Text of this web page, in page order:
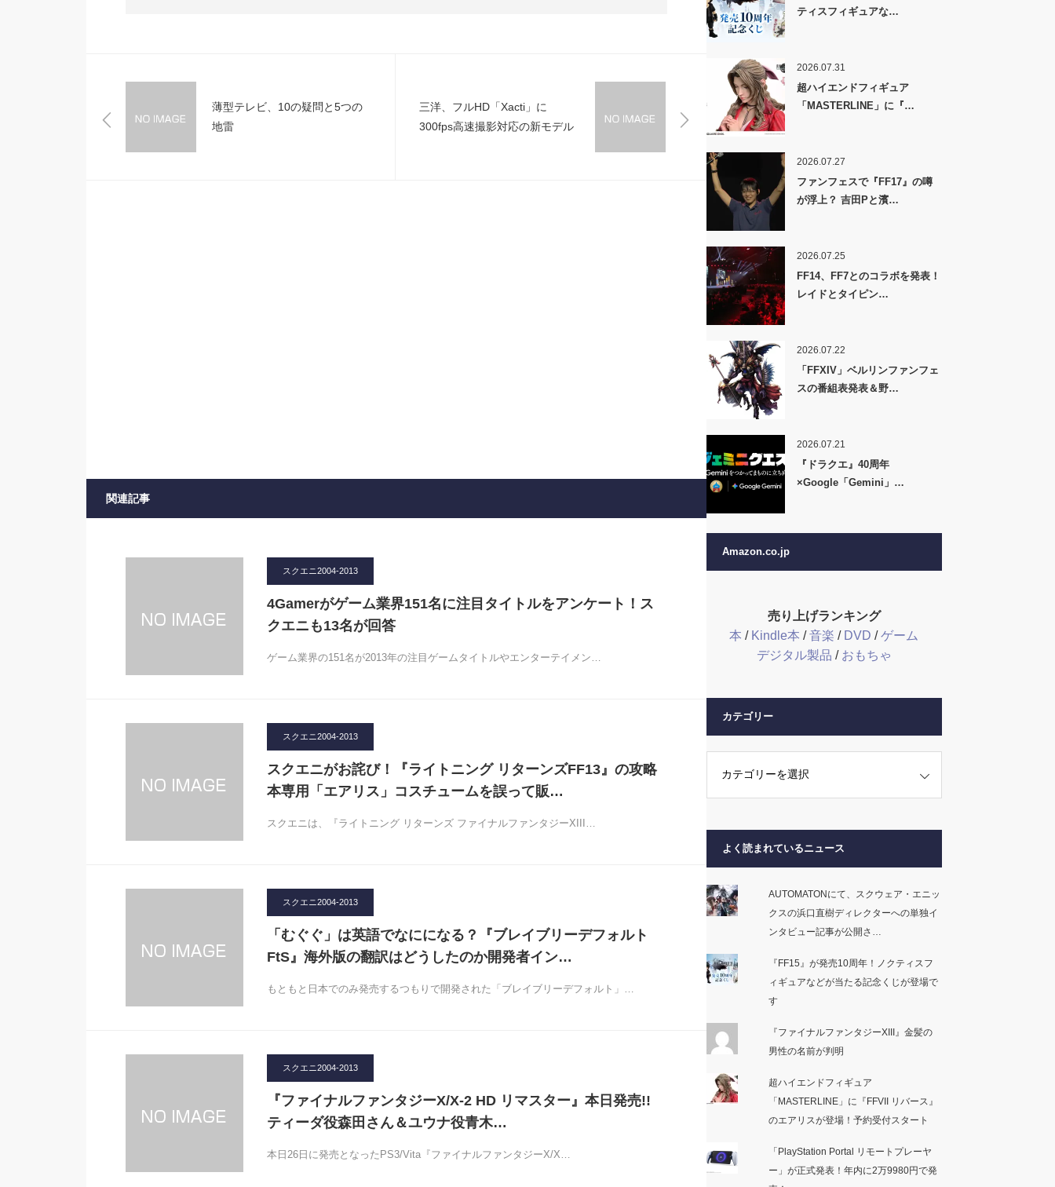
薄型テレビ、10の疑問と5つの
地雷
三洋、フルHD「Xacti」に
300fps高速撮影対応の新モデル
関連記事
スクエニ2004-2013
4Gamerがゲーム業界151名に注目タイトルをアンケート！ス
クエニも13名が回答
ゲーム業界の151名が2013年の注目ゲームタイトルやエンターテイメン…
スクエニ2004-2013
スクエニがお詫び！『ライトニング リターンズFF13』の攻略
本専用「エアリス」コスチュームを誤って販…
スクエニは、『ライトニング リターンズ ファイナルファンタジーXIII…
スクエニ2004-2013
「むぐぐ」は英語でなにになる？『ブレイブリーデフォルト
FtS』海外版の翻訳はどうしたのか開発者イン…
もともと日本でのみ発売するつもりで開発された「ブレイブリーデフォルト」…
スクエニ2004-2013
『ファイナルファンタジーX/X-2 HD リマスター』本日発売!!
ティーダ役森田さん＆ユウナ役青木…
本日26日に発売となったPS3/Vita『ファイナルファンタジーX/X…
ティスフィギュアな…
2026.07.31
超ハイエンドフィギュア
「MASTERLINE」に『…
2026.07.27
ファンフェスで『FF17』の噂
が浮上？ 吉田Pと濱…
2026.07.25
FF14、FF7とのコラボを発表！
レイドとタイピン…
2026.07.22
「FFXIV」ベルリンファンフェ
スの番組表発表＆野…
2026.07.21
『ドラクエ』40周年
×Google「Gemini」…
Amazon.co.jp
売り上げランキング
本 / Kindle本 /音楽 / DVD /ゲーム
デジタル製品 / おもちゃ
カテゴリー
よく読まれているニュース
AUTOMATONにて、スクウェア・エニッ
クスの浜口直樹ディレクターへの単独イ
ンタビュー記事が公開さ…
『FF15』が発売10周年！ノクティスフ
ィギュアなどが当たる記念くじが登場で
す
『ファイナルファンタジーXIII』金髪の
男性の名前が判明
超ハイエンドフィギュア
「MASTERLINE」に『FFVII リバース』
のエアリスが登場！予約受付スタート
「PlayStation Portal リモートプレーヤ
ー」が正式発表！年内に2万9980円で発